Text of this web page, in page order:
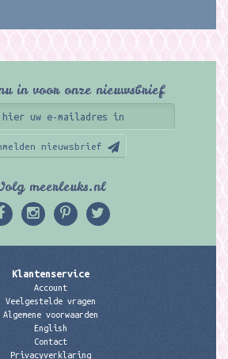
in voor onze nieuwsbrief
nieuwsbrief
meerleuks.nl
Klantenservice
Account
Veelgestelde vragen
Algemene voorwaarden
English
Contact
Privacyverklaring